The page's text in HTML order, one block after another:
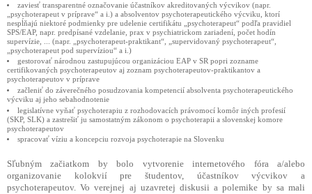
zaviesť transparentné označovanie účastníkov akreditovaných výcvikov (napr.
„psychoterapeut v príprave“ a i.) a absolventov psychoterapeutického výcviku, ktorí
nespĺňajú niektoré podmienky pre udelenie certifikátu „psychoterapeut“ podľa pravidiel
SPS/EAP, napr. predpísané vzdelanie, prax v psychiatrickom zariadení, počet hodín
supervízie, ... (napr. „psychoterapeut-praktikant“, „supervidovaný psychoterapeut“,
„psychoterapeut pod supervíziou“ a i.)
gestorovať národnou zastupujúcou organizáciou EAP v SR popri zozname
certifikovaných psychoterapeutov aj zoznam psychoterapeutov-praktikantov a
psychoterapeutov v príprave
začleniť do záverečného posudzovania kompetencií absolventa psychoterapeutického
výcviku aj jeho sebahodnotenie
legislatívne vyňať psychoterapiu z rozhodovacích právomocí komôr iných profesií
(SKP, SLK) a zastrešiť ju samostatným zákonom o psychoterapii a slovenskej komore
psychoterapeutov
spracovať víziu a koncepciu rozvoja psychoterapie na Slovenku
Sľubným začiatkom by bolo vytvorenie internetového fóra a/alebo
organizovanie kolokvií pre študentov, účastníkov výcvikov a
psychoterapeutov. Vo verejnej aj uzavretej diskusii a polemike by sa mali